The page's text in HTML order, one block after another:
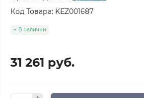
Код Товара: KEZ001687
В наличии
31 261 руб.